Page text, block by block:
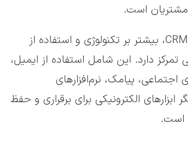
مشتریان است.
ECRM نسبت به CRM، بیشتر بر تکنولوژی و استفاده از
تمرکز دارد. این شامل استفاده از ایمیل،
پیامک، نرم‌افزارهای
الکترونیکی برای برقراری و حفظ
است.